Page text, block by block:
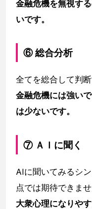
金融危機を無視す
いです。
⑥ 総合分析
全てを総合して判
金融危機には強い
は少ないです。
⑦ ＡＩに聞く
AIに聞いてみるシ
点では期待できませ
大衆心理になりや